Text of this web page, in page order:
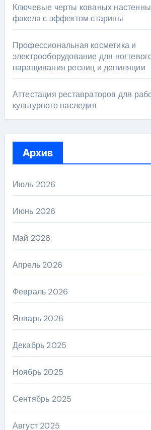
Ключевые черты кованых
факела с эффектом старины
Профессиональная косметика и
электрооборудование для
наращивания ресниц и депиляции
Аттестация реставраторов для
культурного наследия
Архив
Июль 2026
Июнь 2026
Май 2026
Апрель 2026
Февраль 2026
Январь 2026
Декабрь 2025
Ноябрь 2025
Сентябрь 2025
Август 2025